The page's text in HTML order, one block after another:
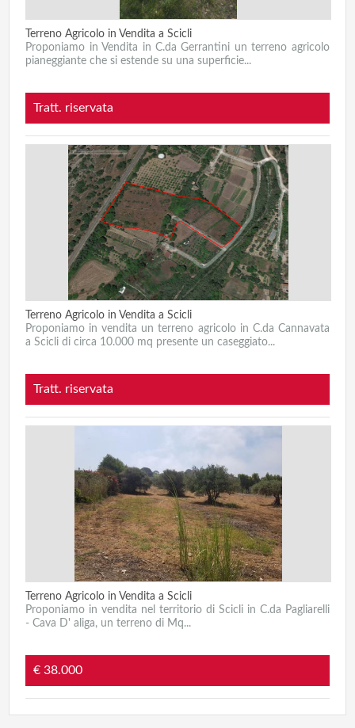
Terreno Agricolo in Vendita a Scicli
Proponiamo in Vendita in C.da Gerrantini un terreno agricolo
pianeggiante che si estende su una superficie...
Tratt. riservata
Terreno Agricolo in Vendita a Scicli
Proponiamo in vendita un terreno agricolo in C.da Cannavata
a Scicli di circa 10.000 mq presente un caseggiato...
Tratt. riservata
Terreno Agricolo in Vendita a Scicli
Proponiamo in vendita nel territorio di Scicli in C.da Pagliarelli
- Cava D' aliga, un terreno di Mq...
€ 38.000